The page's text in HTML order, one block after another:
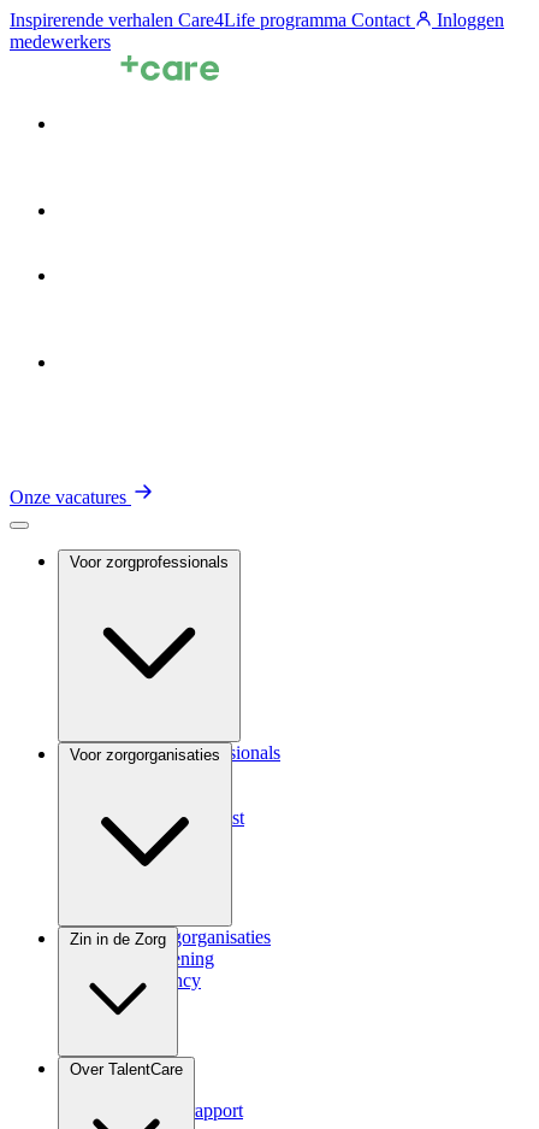
Inspirerende verhalen Care4Life programma Contact
Inloggen
medewerkers
Onze vacatures
Voor zorgprofessionals
Voor zorgprofessionals
Medisch specialist
Voor zorgorganisaties
Voor zorgorganisaties
Zorgverlening
Consultancy
Zin in de Zorg
Zindicator
Zindicator rapport
Over TalentCare